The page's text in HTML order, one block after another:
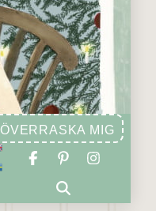
ÖVERRASKA MIG